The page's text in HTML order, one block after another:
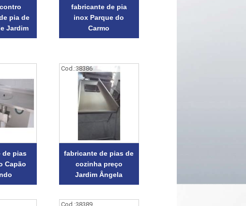
pia de
Jardim
fabricante de pia
inox Parque do
Carmo
de pias
Capão
Cod.:38386
fabricante de pias de
cozinha preço
Jardim Ângela
Cod.:38389